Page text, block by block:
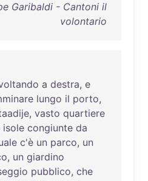
Garibaldi - Cantoni il
volontario
a destra, e
lungo il porto,
, vasto quartiere
isole congiunte da
c'è un parco, un
, un giardino
pubblico, che